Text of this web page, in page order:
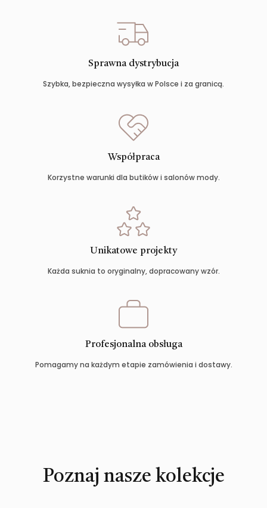
Sprawna dystrybucja
Szybka, bezpieczna wysyłka w Polsce i za granicą.
Współpraca
Korzystne warunki dla butików i salonów mody.
Unikatowe projekty
Każda suknia to oryginalny, dopracowany wzór.
Profesjonalna obsługa
Pomagamy na każdym etapie zamówienia i dostawy.
Poznaj nasze kolekcje